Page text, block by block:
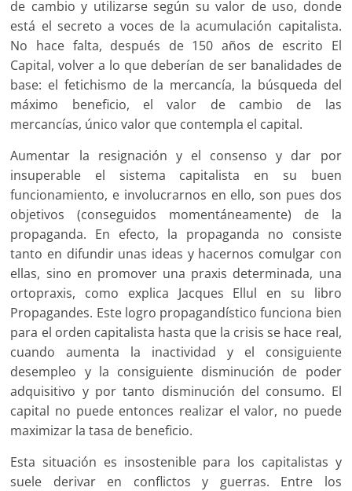
de cambio y utilizarse según su valor de uso, donde
está el secreto a voces de la acumulación capitalista.
No hace falta, después de 150 años de escrito El
Capital, volver a lo que deberían de ser banalidades de
base: el fetichismo de la mercancía, la búsqueda del
máximo beneficio, el valor de cambio de las
mercancías, único valor que contempla el capital.
Aumentar la resignación y el consenso y dar por
insuperable el sistema capitalista en su buen
funcionamiento, e involucrarnos en ello, son pues dos
objetivos (conseguidos momentáneamente) de la
propaganda. En efecto, la propaganda no consiste
tanto en difundir unas ideas y hacernos comulgar con
ellas, sino en promover una praxis determinada, una
ortopraxis, como explica Jacques Ellul en su libro
Propagandes. Este logro propagandístico funciona bien
para el orden capitalista hasta que la crisis se hace real,
cuando aumenta la inactividad y el consiguiente
desempleo y la consiguiente disminución de poder
adquisitivo y por tanto disminución del consumo. El
capital no puede entonces realizar el valor, no puede
maximizar la tasa de beneficio.
Esta situación es insostenible para los capitalistas y
suele derivar en conflictos y guerras. Entre los